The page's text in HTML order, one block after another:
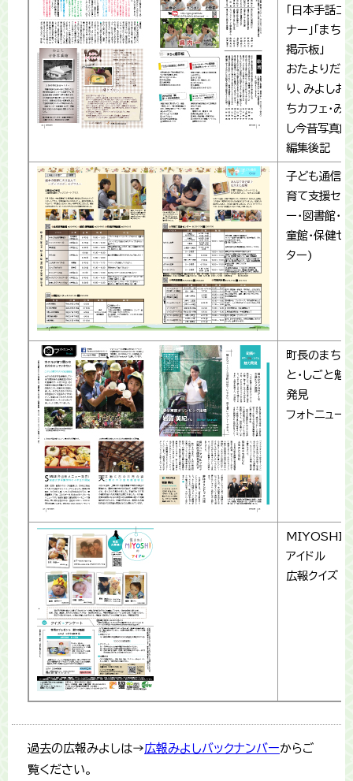
「日本手話コ
ナー」「まちの
掲示板」
おたよりだよ
り、みよしお
ちカフェ・み
し今昔写真館
編集後記
子ども通信(
育て支援セン
ー・図書館・児
童館･保健セ
ター)
町長のまち・
と・しごと魅
発見
フォトニュー
MIYOSHIの
アイドル
広報クイズ
過去の広報みよしは→広報みよしバックナンバーからご
覧ください。